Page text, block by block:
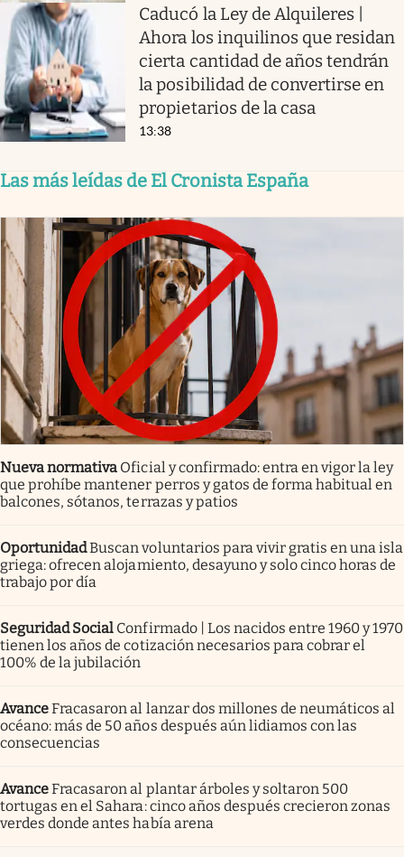
Caducó la Ley de Alquileres |
Ahora los inquilinos que residan
cierta cantidad de años tendrán
la posibilidad de convertirse en
propietarios de la casa
13:38
Las más leídas de El Cronista España
Nueva normativa Oficial y confirmado: entra en vigor la ley
que prohíbe mantener perros y gatos de forma habitual en
balcones, sótanos, terrazas y patios
OportunidadBuscan voluntarios para vivir gratis en una isla
griega: ofrecen alojamiento, desayuno y solo cinco horas de
trabajo por día
Seguridad Social Confirmado | Los nacidos entre 1960 y 1970
tienen los años de cotización necesarios para cobrar el
100% de la jubilación
AvanceFracasaron al lanzar dos millones de neumáticos al
océano: más de 50 años después aún lidiamos con las
consecuencias
AvanceFracasaron al plantar árboles y soltaron 500
tortugas en el Sahara: cinco años después crecieron zonas
verdes donde antes había arena